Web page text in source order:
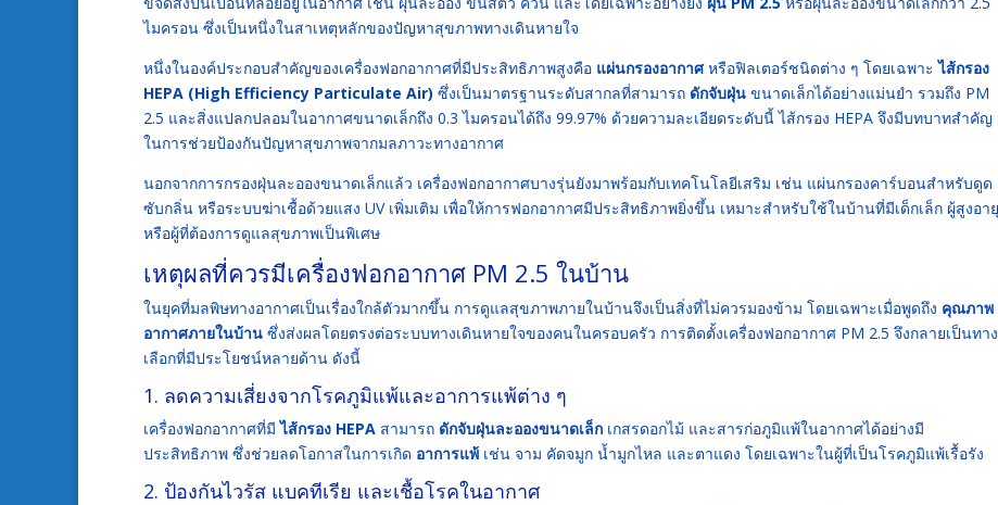
ไมครอน ซึ่งเป็นหนึ่งในสาเหตุหลักของปัญหาสุขภาพทางเดินหายใจ
หนึ่งในองค์ประกอบสำคัญของเครื่องฟอกอากาศที่มีประสิทธิภาพสูงคือ แผ่นกรองอากาศหรือฟิลเตอร์ชนิดต่าง ๆ โดยเฉพาะไส้กรอง
HEPA (High Efficiency Particulate Air) ซึ่งเป็นมาตรฐานระดับสากลที่สามารถ ดักจับฝุ่น ขนาดเล็กได้อย่างแม่นยำ รวมถึง PM
2.5 และสิ่งแปลกปลอมในอากาศขนาดเล็กถึง 0.3 ไมครอนได้ถึง 99.97% ด้วยความละเอียดระดับนี้ ไส้กรอง HEPA จึงมีบทบาทสำคัญ
ในการช่วยป้องกันปัญหาสุขภาพจากมลภาวะทางอากาศ
นอกจากการกรองฝุ่นละอองขนาดเล็กแล้ว เครื่องฟอกอากาศบางรุ่นยังมาพร้อมกับเทคโนโลยีเสริม เช่น แผ่นกรองคาร์บอนสำหรับดูด
ซับกลิ่น หรือระบบฆ่าเชื้อด้วยแสง UV เพิ่มเติม เพื่อให้การฟอกอากาศมีประสิทธิภาพยิ่งขึ้น เหมาะสำหรับใช้ในบ้านที่มีเด็กเล็ก ผู้สูงอายุ
หรือผู้ที่ต้องการดูแลสุขภาพเป็นพิเศษ
เหตุผลที่ควรมีเครื่องฟอกอากาศ PM 2.5 ในบ้าน
ในยุคที่มลพิษทางอากาศเป็นเรื่องใกล้ตัวมากขึ้น การดูแลสุขภาพภายในบ้านจึงเป็นสิ่งที่ไม่ควรมองข้าม โดยเฉพาะเมื่อพูดถึง คุณภาพ
อากาศภายในบ้าน ซึ่งส่งผลโดยตรงต่อระบบทางเดินหายใจของคนในครอบครัว การติดตั้งเครื่องฟอกอากาศ PM 2.5 จึงกลายเป็นทาง
เลือกที่มีประโยชน์หลายด้าน ดังนี้
1. ลดความเสี่ยงจากโรคภูมิแพ้และอาการแพ้ต่าง ๆ
เครื่องฟอกอากาศที่มีไส้กรอง HEPA สามารถ ดักจับฝุ่นละอองขนาดเล็ก เกสรดอกไม้ และสารก่อภูมิแพ้ในอากาศได้อย่างมี
ประสิทธิภาพ ซึ่งช่วยลดโอกาสในการเกิด อาการแพ้ เช่น จาม คัดจมูก น้ำมูกไหล และตาแดง โดยเฉพาะในผู้ที่เป็นโรคภูมิแพ้เรื้อรัง
2. ป้องกันไวรัส แบคทีเรีย และเชื้อโรคในอากาศ